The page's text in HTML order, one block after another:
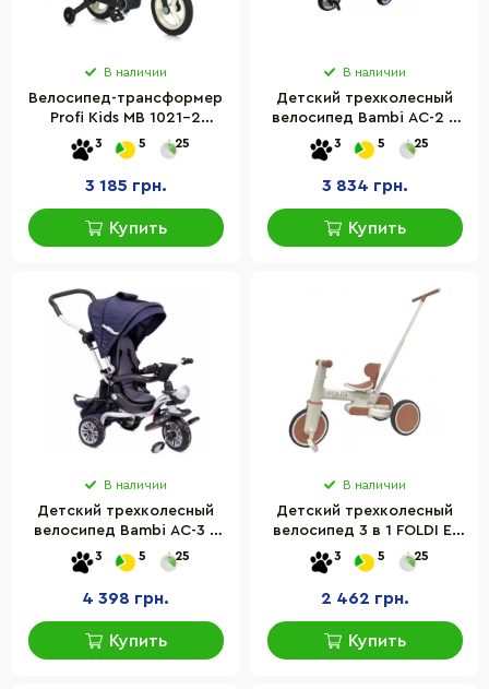
В наличии
Велосипед-трансформер
Profi Kids MB 1021-2
колеса 12 дюймов
3 5 25
3 185 грн.
Купить
В наличии
Детский трехколесный
велосипед Bambi AC-2 с
каучуковыми колесами
3 5 25
3 834 грн.
Купить
В наличии
Детский трехколесный
велосипед Bambi AC-3 с
каучуковыми колесами
3 5 25
4 398 грн.
Купить
В наличии
Детский трехколесный
велосипед 3 в 1 FOLDI El
Camino ME 1202 Сinnamon
Beige
3 5 25
2 462 грн.
Купить